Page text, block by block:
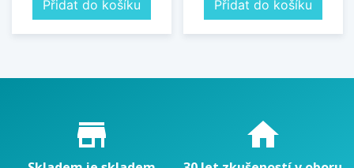
Přidat do košíku Přidat do košíku
Proč nakupovat u nás?
store_mall_directory home